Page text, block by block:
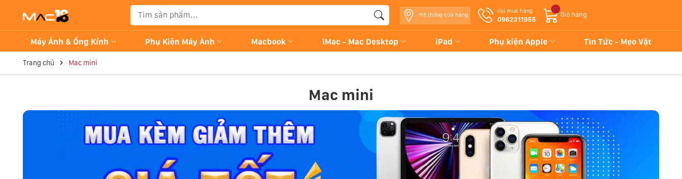
Hệ thống cửa hàng
Gọi mua hàng
0962311955
Giỏ hàng
Máy Ảnh & Ống Kính Phụ Kiện Máy Ảnh Macbook iMac - Mac Desktop iPad Phụ kiện Apple Tin Tức - Mẹo Vặt
Trang chủ Mac mini
Mac mini